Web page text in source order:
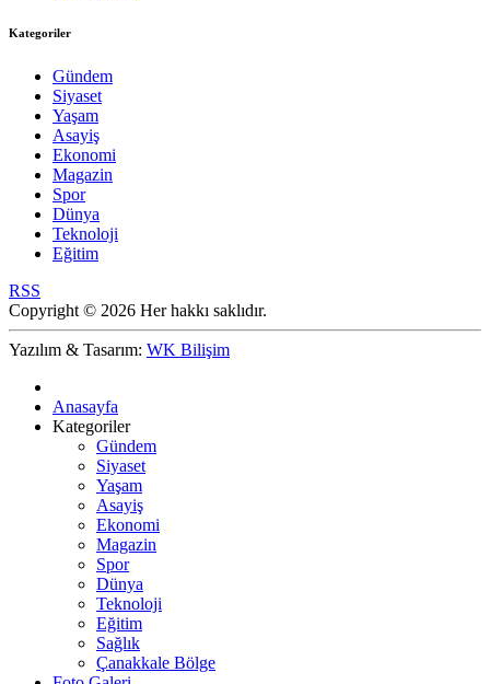
Kategoriler
Gündem
Siyaset
Yaşam
Asayiş
Ekonomi
Magazin
Spor
Dünya
Teknoloji
Eğitim
RSS
Copyright © 2026 Her hakkı saklıdır.
Yazılım & Tasarım: WK Bilişim
Anasayfa
Kategoriler
Gündem
Siyaset
Yaşam
Asayiş
Ekonomi
Magazin
Spor
Dünya
Teknoloji
Eğitim
Sağlık
Çanakkale Bölge